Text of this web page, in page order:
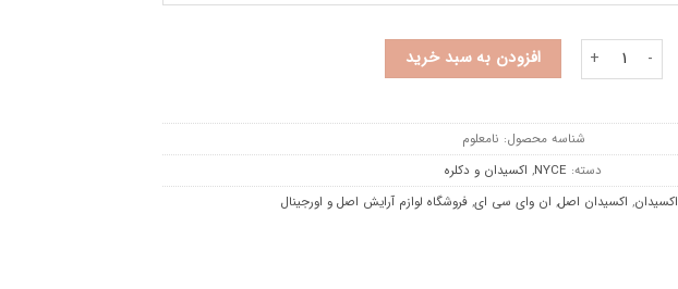
اکسیدان 1000 میل NYCE عدد افزودن به سبد خرید
شناسه محصول: نامعلوم
دسته: NYCE
, اکسیدان و دکلره
اکسیدان, اکسیدان اصل, ان وای سی ای, فروشگاه لوازم آرایش اصل و اورجینال